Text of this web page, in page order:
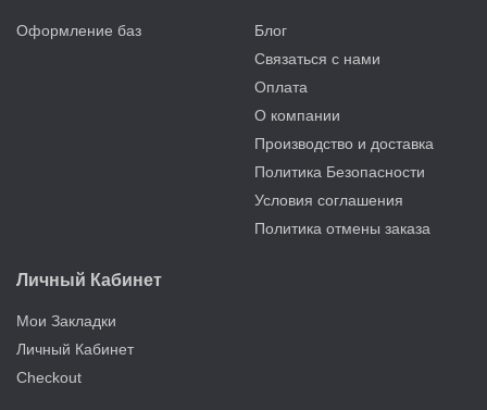
Оформление баз
Блог
Связаться с нами
Оплата
О компании
Производство и доставка
Политика Безопасности
Условия соглашения
Политика отмены заказа
Личный Кабинет
Мои Закладки
Личный Кабинет
Checkout